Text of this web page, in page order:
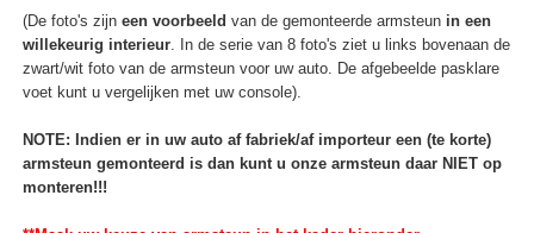
(De foto's zijn een voorbeeld van de gemonteerde armsteun in een
willekeurig interieur. In de serie van 8 foto's ziet u links bovenaan de
zwart/wit foto van de armsteun voor uw auto. De afgebeelde pasklare
voet kunt u vergelijken met uw console).
NOTE: Indien er in uw auto af fabriek/af importeur een (te korte)
armsteun gemonteerd is dan kunt u onze armsteun daar NIET op
monteren!!!